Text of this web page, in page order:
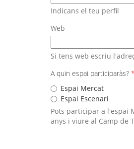
Indicans el teu perfil
Web
Si tens web escriu
A quin espai participaràs? *
Espai Mercat
Espai Escenari
Pots participar a l'espai
anys i viure al Camp de